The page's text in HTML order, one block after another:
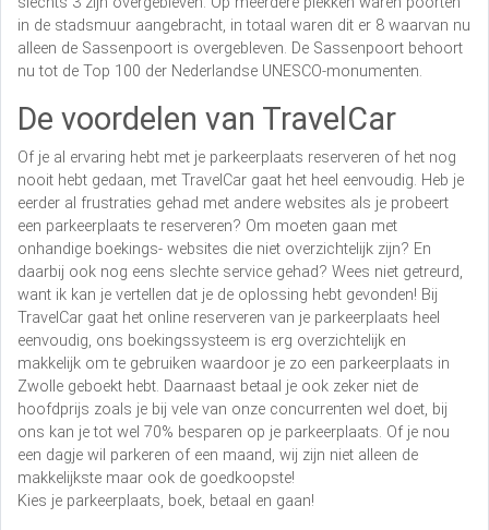
in de stadsmuur aangebracht, in totaal waren dit er 8 waarvan nu
alleen de Sassenpoort is overgebleven. De Sassenpoort behoort
nu tot de Top 100 der Nederlandse UNESCO-monumenten.
De voordelen van TravelCar
Of je al ervaring hebt met je parkeerplaats reserveren of het nog
nooit hebt gedaan, met TravelCar gaat het heel eenvoudig. Heb je
eerder al frustraties gehad met andere websites als je probeert
een parkeerplaats te reserveren? Om moeten gaan met
onhandige boekings- websites die niet overzichtelijk zijn? En
daarbij ook nog eens slechte service gehad? Wees niet getreurd,
want ik kan je vertellen dat je de oplossing hebt gevonden! Bij
TravelCar gaat het online reserveren van je parkeerplaats heel
eenvoudig, ons boekingssysteem is erg overzichtelijk en
makkelijk om te gebruiken waardoor je zo een parkeerplaats in
Zwolle geboekt hebt. Daarnaast betaal je ook zeker niet de
hoofdprijs zoals je bij vele van onze concurrenten wel doet, bij
ons kan je tot wel 70% besparen op je parkeerplaats. Of je nou
een dagje wil parkeren of een maand, wij zijn niet alleen de
makkelijkste maar ook de goedkoopste!
Kies je parkeerplaats, boek, betaal en gaan!